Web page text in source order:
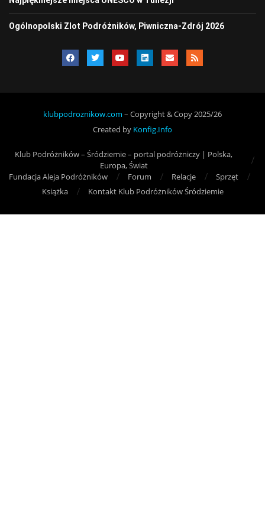
Ogólnopolski Zlot Podróżników, Piwniczna-Zdrój 2026
klubpodroznikow.com – Copyright & Copy 2025/26
Created by Konfig.Info
Klub Podróżników – Śródziemie – portal podróżniczy | Polska,
Europa, Świat
Fundacja Aleja Podróżników
Forum Relacje
Sprzęt
Książka
Kontakt Klub Podróżników Śródziemie